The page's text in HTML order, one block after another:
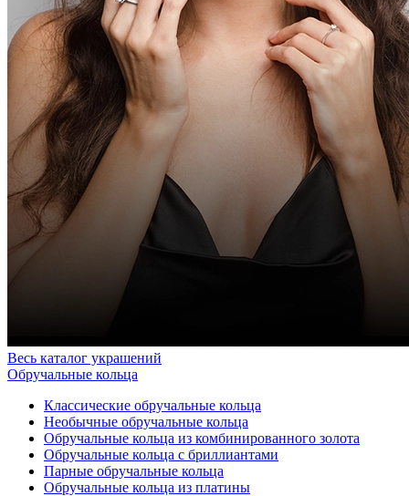
Весь каталог украшений
Обручальные кольца
Классические обручальные кольца
Необычные обручальные кольца
Обручальные кольца из комбинированного золота
Обручальные кольца с бриллиантами
Парные обручальные кольца
Обручальные кольца из платины